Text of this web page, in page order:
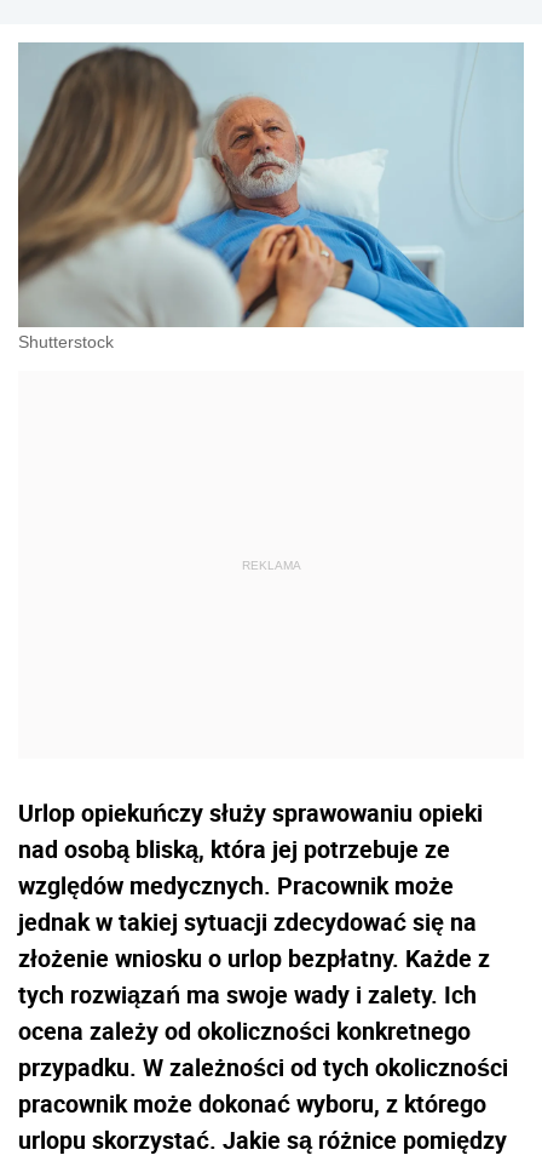
Shutterstock
Urlop opiekuńczy służy sprawowaniu opieki
nad osobą bliską, która jej potrzebuje ze
względów medycznych. Pracownik może
jednak w takiej sytuacji zdecydować się na
złożenie wniosku o urlop bezpłatny. Każde z
tych rozwiązań ma swoje wady i zalety. Ich
ocena zależy od okoliczności konkretnego
przypadku. W zależności od tych okoliczności
pracownik może dokonać wyboru, z którego
urlopu skorzystać. Jakie są różnice pomiędzy